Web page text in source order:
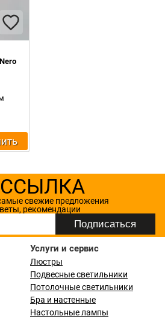
свежие предложения
рекомендации
Услуги и сервис
Люстры
Подвесные светильники
Потолочные светильники
Бра и настенные
Настольные лампы